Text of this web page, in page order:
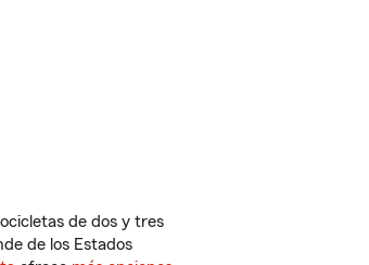
de dos y tres
de los Estados